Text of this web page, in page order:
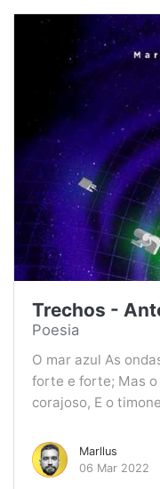
Trechos -
Poesia
O mar azul As
forte e forte; Mas
corajoso, E o
Marllus
06 Mar 2022